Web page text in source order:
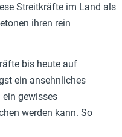
Streitkräfte im Land als
ihren rein
bis heute auf
ein ansehnliches
gewisses
werden kann. So